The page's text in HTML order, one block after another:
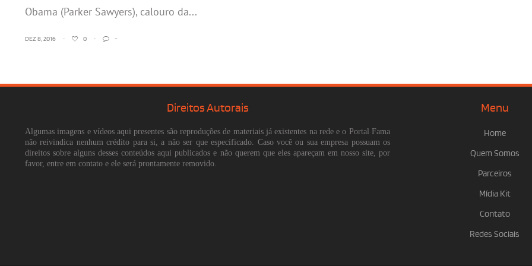
Obama (Parker Sawyers), calouro da...
DEZ 8, 2016 • 0 • -
Direitos Autorais
Algumas imagens e vídeos aqui presentes são reproduções de materiais já existentes na rede e o Portal Fama
não reivindica nenhum crédito para si, a não ser que especificado. Caso você ou sua empresa possuam os
direitos sobre alguns desses conteúdos aqui publicados e não querem que eles apareçam em nosso site, por
favor, entre em contato e ele será prontamente removido.
Menu
Home
Quem Somos
Parceiros
Mídia Kit
Contato
Redes Sociais